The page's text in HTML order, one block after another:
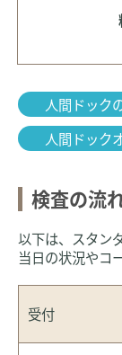
人間ドック
人間ドック
検査の流
以下は、スタン
当日の状況やコ
受付